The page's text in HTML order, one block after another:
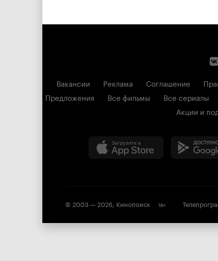
Вакансии Реклама Соглашение
Предложения
Все фильмы
Все сериалы
Акции и
© 2003 — 2026, Кинопоиск 18+